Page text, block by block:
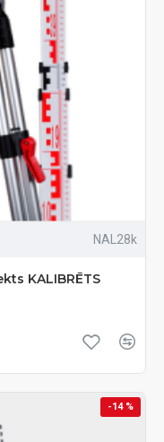
NAL28k
KALIBRĒTS
-14 %